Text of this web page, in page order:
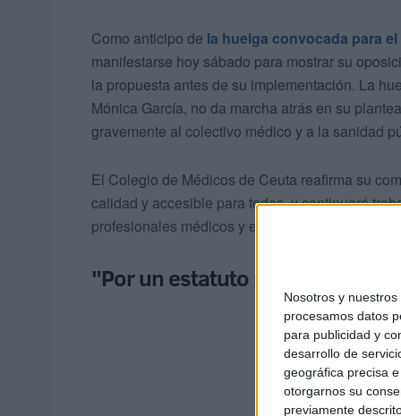
Nosotros y nuestros
procesamos datos
para publicidad y
desarrollo de
geográfica precisa
otorgarnos su
previamente
Como anticipo de la huelga convocada para
manifestarse hoy sábado para mostrar su
la propuesta antes de su implementación. La
Mónica García, no da marcha atrás en su
gravemente al colectivo médico y a la sanidad
El Colegio de Médicos de Ceuta reafirma su
calidad y accesible para todos, y continuará
profesionales médicos y en la mejora del sistema
"Por un estatuto propio de la